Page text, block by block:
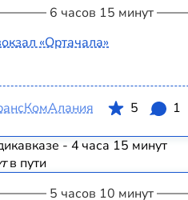
6 часов 15 минут
«Ортачала»
5 1
- 4 часа 15 минут
в пути
5 часов 10 минут